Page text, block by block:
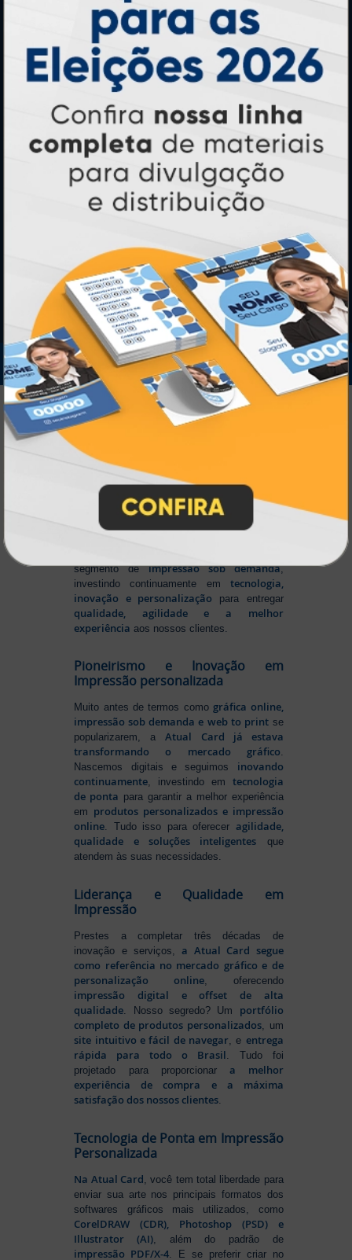
* Pagamento com cartão de crédito terá valor adicional.
** Pagamentos a prazo poderão ter acréscimo.
*** Nota fiscal sujeita a emissão de acordo com prestador de
serviço, conforme legislação pertinente.
PARTICIPE
SEGURANÇA
IMPRA INDUSTRIA GRAFICA LTDA | CNPJ: 28.045.354/0002-52
Atual Card © 2026. Todos os direitos reservados.
Personalização Online
Atual Card é referência em impressão
gráfica online no Brasil
, oferecendo uma
ampla variedade de produtos e soluções para
atender profissionais autônomos, empresas e
segmento deimpressão sob demanda,
investindo continuamente em tecnologia,
inovação e personalização para entregar
qualidade, agilidade e a melhor
experiência aos nossos clientes.
Pioneirismo e Inovação em
Impressão personalizada
Muito antes de termos como gráfica online,
impressão sob demanda e web to printse
popularizarem, aAtual Card já estava
transformando o mercado gráfico.
Nascemos digitais e seguimos inovando
continuamente, investindo em tecnologia
de ponta para garantir a melhor experiência
em produtos personalizados e impressão
online. Tudo isso para oferecer agilidade,
qualidade e soluções inteligentes que
atendem às suas necessidades.
Liderança e Qualidade em
Impressão
Prestes a completar três décadas de
inovação e serviços,a Atual Card segue
como referência no mercado gráfico e de
personalização online, oferecendo
impressão digital e offset de alta
qualidade . Nosso segredo? Um portfólio
completo de produtos personalizados , um
site intuitivo e fácil de navegar , e entrega
rápida para todo o Brasil . Tudo foi
projetado para proporcionara melhor
experiência de compra e a máxima
satisfação dos nossos clientes
Tecnologia de Ponta em Impressão
Personalizada
Na Atual Card , você tem total liberdade para
enviar sua arte nos principais formatos dos
softwares gráficos mais utilizados, como
CorelDRAW (CDR), Photoshop (PSD) e
Illustrator (AI) , além do padrão de
impressão PDF/X-4 . E se preferir criar no